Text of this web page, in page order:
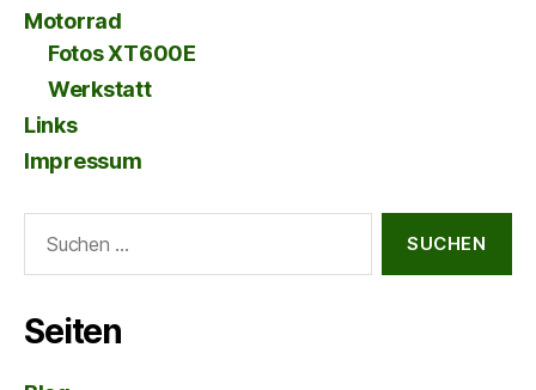
Motorrad
Fotos XT600E
Werkstatt
Links
Impressum
nach:
Seiten